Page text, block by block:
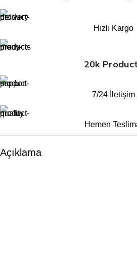
Hızlı Kargo
20k
7/24 İletişim
Hemen
Açıklama